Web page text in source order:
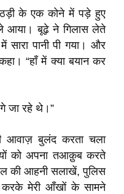
के एक कोने में पड़े हुए
आया। बूढ़े ने गिलास लेते
पानी पी गया। और
“हाँ में क्या बयान कर
जा रहे थे।”
आवाज़ बुलंद करता चला
को अपना तआक़ुब करते
की आहनी सलाखें, पुलिस
मेरी आँखों के सामने